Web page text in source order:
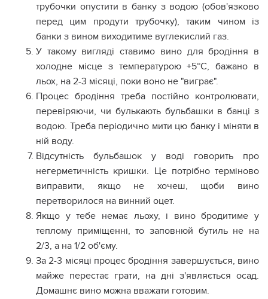
трубочки опустити в банку з водою (обов'язково
перед цим продути трубочку), таким чином із
банки з вином виходитиме вуглекислий газ.
У такому вигляді ставимо вино для бродіння в
холодне місце з температурою +5°С, бажано в
льох, на 2-3 місяці, поки воно не "виграє".
Процес бродіння треба постійно контролювати,
перевіряючи, чи булькають бульбашки в банці з
водою. Треба періодично мити цю банку і міняти в
ній воду.
Відсутність бульбашок у воді говорить про
негерметичність кришки. Це потрібно терміново
виправити, якщо не хочеш, щоби вино
перетворилося на винний оцет.
Якщо у тебе немає льоху, і вино бродитиме у
теплому приміщенні, то заповнюй бутиль не на
2/3, а на 1/2 об'єму.
За 2-3 місяці процес бродіння завершується, вино
майже перестає грати, на дні з'являється осад.
Домашнє вино можна вважати готовим.